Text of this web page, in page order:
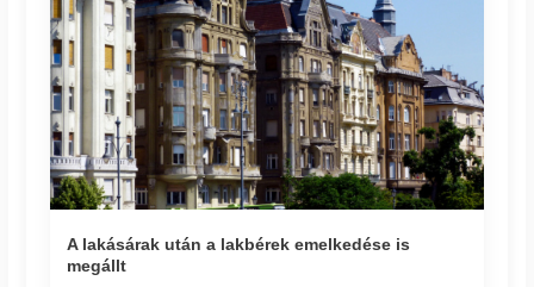
A lakásárak után a lakbérek emelkedése is
megállt